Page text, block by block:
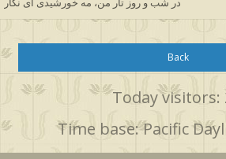
در شب و روز تار من، مه خورشیدی ای نگار
Back
Today visitors:
Time base: Pacific